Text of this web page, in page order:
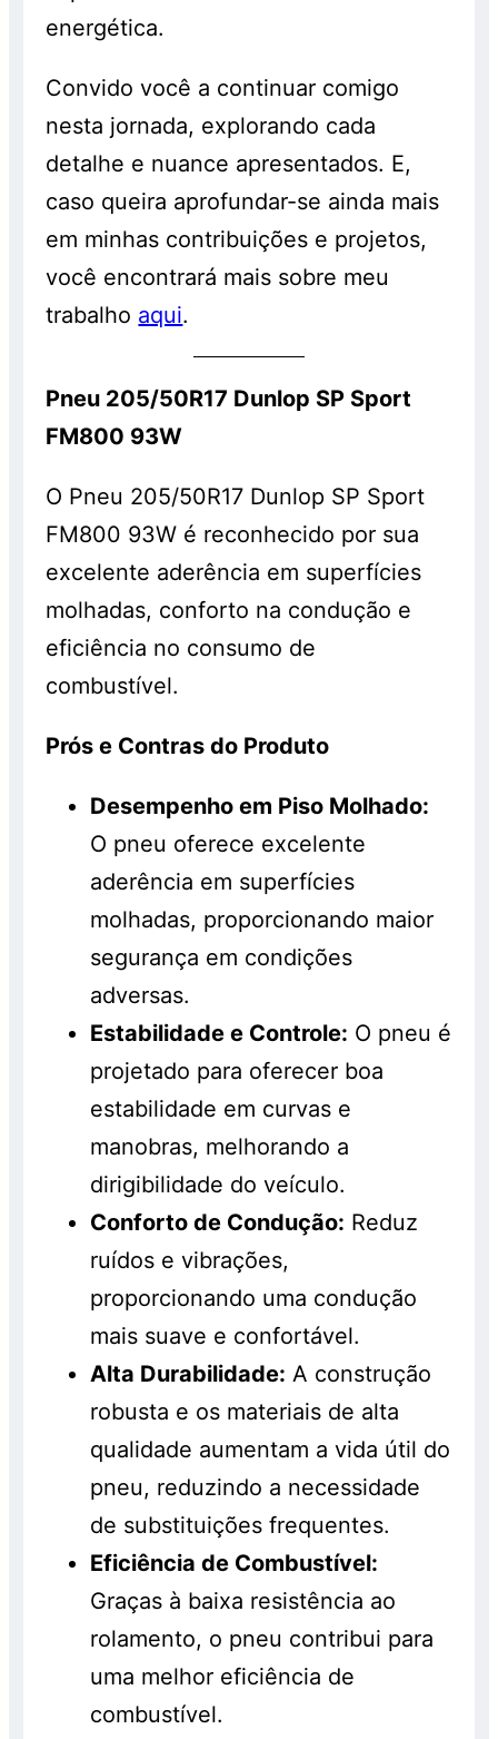
energética.
Convido você a continuar comigo
nesta jornada, explorando cada
detalhe e nuance apresentados. E,
caso queira aprofundar-se ainda mais
em minhas contribuições e projetos,
você encontrará mais sobre meu
trabalho aqui.
Pneu 205/50R17 Dunlop SP Sport
FM800 93W
O Pneu 205/50R17 Dunlop SP Sport
FM800 93W é reconhecido por sua
excelente aderência em superfícies
molhadas, conforto na condução e
eficiência no consumo de
combustível.
Prós e Contras do Produto
Desempenho em Piso Molhado:
O pneu oferece excelente
aderência em superfícies
molhadas, proporcionando maior
segurança em condições
adversas.
Estabilidade e Controle: O pneu é
projetado para oferecer boa
estabilidade em curvas e
manobras, melhorando a
dirigibilidade do veículo.
Conforto de Condução: Reduz
ruídos e vibrações,
proporcionando uma condução
mais suave e confortável.
Alta Durabilidade: A construção
robusta e os materiais de alta
qualidade aumentam a vida útil do
pneu, reduzindo a necessidade
de substituições frequentes.
Eficiência de Combustível:
Graças à baixa resistência ao
rolamento, o pneu contribui para
uma melhor eficiência de
combustível.